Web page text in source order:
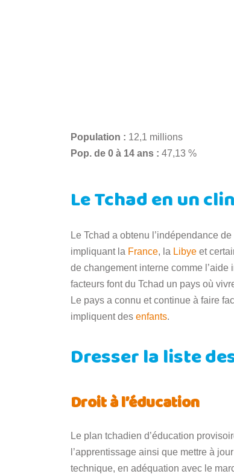
Population : 12,1 millions
Pop. de 0 à 14 ans : 47,13 %
Le Tchad en un
Le Tchad a obtenu l’indépendance
impliquant la France, la Libye et
de changement interne comme
facteurs font du Tchad un pays où
Le pays a connu et continue à faire
impliquent des enfants.
Dresser la liste
Droit à l’éducation
Le plan tchadien d’éducation
l’apprentissage ainsi que mettre à
technique, en adéquation avec le